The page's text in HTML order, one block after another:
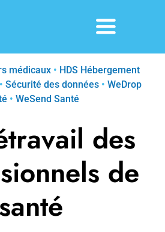
Toggle
médicaux• HDS Hébergement
• Sécurité des données• WeDrop
• WeSend Santé
des
de
santé